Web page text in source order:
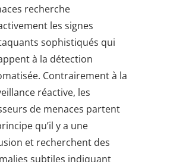
recherche
les signes
sophistiqués qui
à la détection
Contrairement à la
réactive, les
de menaces partent
qu’il y a une
et recherchent des
subtiles indiquant